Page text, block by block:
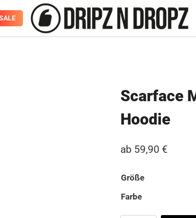
Scarface
Hoodie
ab 59,90 €
Größe
Farbe